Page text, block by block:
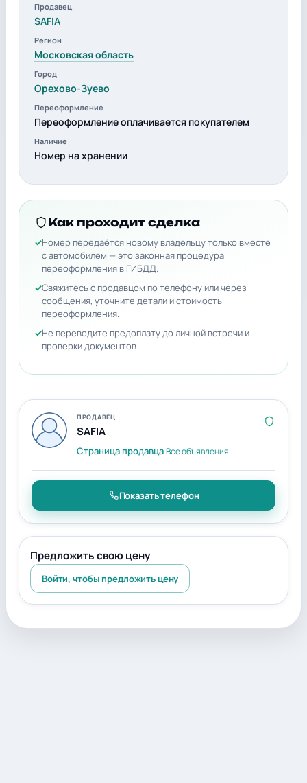
Продавец
SAFIA
Регион
Московская область
Город
Орехово-Зуево
Переоформление
Переоформление оплачивается покупателем
Наличие
Номер на хранении
Как проходит сделка
Номер передаётся новому владельцу только вместе
с автомобилем — это законная процедура
переоформления в ГИБДД.
Свяжитесь с продавцом по телефону или через
сообщения, уточните детали и стоимость
переоформления.
Не переводите предоплату до личной встречи и
проверки документов.
ПРОДАВЕЦ
SAFIA
Страница продавцаВсе объявления
Показать телефон
Предложить свою цену
Войти, чтобы предложить цену